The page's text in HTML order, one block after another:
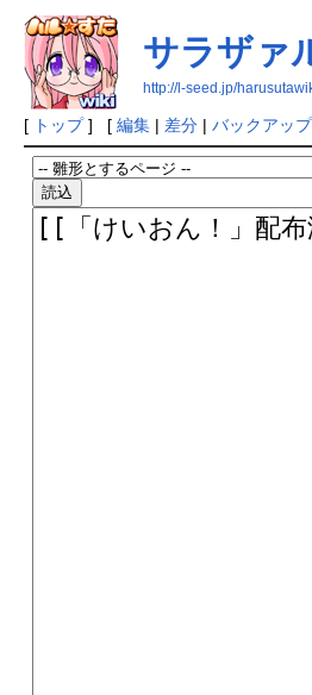
サラザァ
http://l-seed.jp/
[ トップ] [ 編集| 差分| バックアップ